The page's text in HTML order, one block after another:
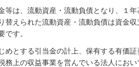
等は、流動資産・流動負債となり、１年
替えられた流動資産・流動負債は資金収
です。
めとする引当金の計上、保有する有価証
上の収益事業を営んでいる法人におい